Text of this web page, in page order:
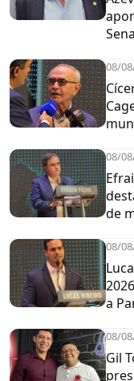
08/
08/
de
08/
a
08/
Gil